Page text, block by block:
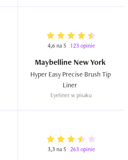
4,6 na 5 123 opinie
Maybelline New York
Hyper Easy Precise Brush Tip
Eyeliner w pisaku
3,3 na 5 263 opinie